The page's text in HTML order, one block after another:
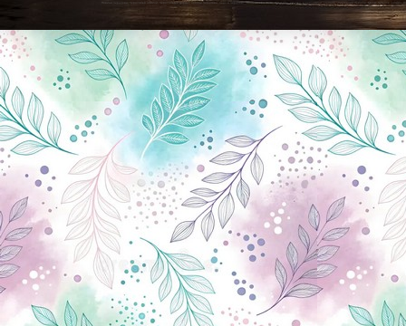
Новини Чернігова, Чернігівські новини, Чернігівський формат, новини Чернігова, події в Чернігові: політика, економіка, аналітика, культура, відеоновини, екологія, спортивний Чернігів, туризм, Чернігів